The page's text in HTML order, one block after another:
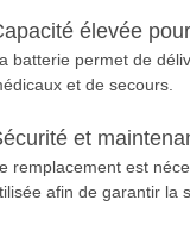
élevée
batterie permet de
et de secours.
et
remplacement est
afin de garantir la